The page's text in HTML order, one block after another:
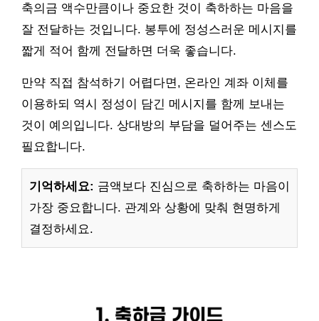
축의금 액수만큼이나 중요한 것이 축하하는 마음을
잘 전달하는 것입니다. 봉투에 정성스러운 메시지를
짧게 적어 함께 전달하면 더욱 좋습니다.
만약 직접 참석하기 어렵다면, 온라인 계좌 이체를
이용하되 역시 정성이 담긴 메시지를 함께 보내는
것이 예의입니다. 상대방의 부담을 덜어주는 센스도
필요합니다.
기억하세요: 금액보다 진심으로 축하하는 마음이
가장 중요합니다. 관계와 상황에 맞춰 현명하게
결정하세요.